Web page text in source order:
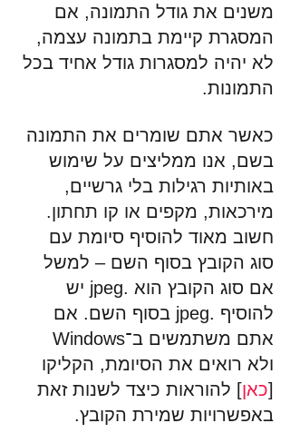
משנים את גודל התמונה, אם
המסגרת קיימת בתמונה עצמה,
לא יהיה למסגרות גודל אחיד בכל
התמונות.
כאשר אתם שומרים את התמונה
בשם, אנו ממליצים על שימוש
באותיות רגילות בלי גרשיים,
מירכאות, מקפים או קו תחתון.
חשוב מאוד להוסיף סיומת עם
סוג הקובץ בסוף השם – למשל
אם סוג הקובץ הוא .jpeg יש
להוסיף .jpeg בסוף השם. אם
ולא רואים את הסיומת, הקליקו
[כאן] להוראות כיצד לשנות זאת
באפשרויות שמירת הקובץ.